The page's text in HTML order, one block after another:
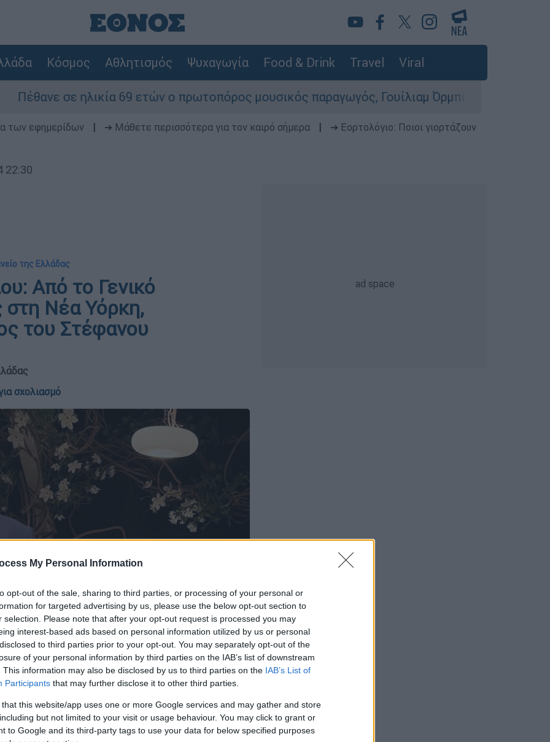
My Personal Information
opt-out of the sale, sharing to third parties, or processing of your personal or
for targeted advertising by us, please use the below opt-out section to
selection. Please note that after your opt-out request is processed you may
interest-based ads based on personal information utilized by us or personal
to third parties prior to your opt-out. You may separately opt-out of the
of your personal information by third parties on the IAB’s list of downstream
This information may also be disclosed by us to third parties on the IAB’s List of
Participants that may further disclose it to other third parties.
that this website/app uses one or more Google services and may gather and store
but not limited to your visit or usage behaviour. You may click to grant or
to Google and its third-party tags to use your data for below specified purposes
Κόσμος Αθλητισμός Ψυχαγωγία Food & Drink Travel Viral
σε ηλικία 69 ετών ο πρωτοπόρος μουσικός παραγωγός, Γουίλιαμ Όρμπιτ - Η καθοριστική
των εφημερίδων ➔ Μάθετε περισσότερα για τον καιρό σήμερα
➔ Εορτολόγιο: Ποιοι γιορτάζουν
22:30
της Ελλάδας
Από το Γενικό
στη Νέα Υόρκη,
του Στέφανου
σχολιασμό